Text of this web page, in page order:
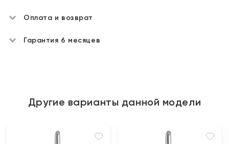
Оплата и возврат
Гарантия 6 месяцев
Другие варианты данной модели